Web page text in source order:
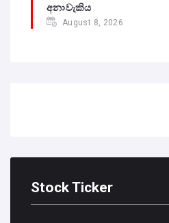
අනාවැකිය
August 8, 2026
Stock Ticker